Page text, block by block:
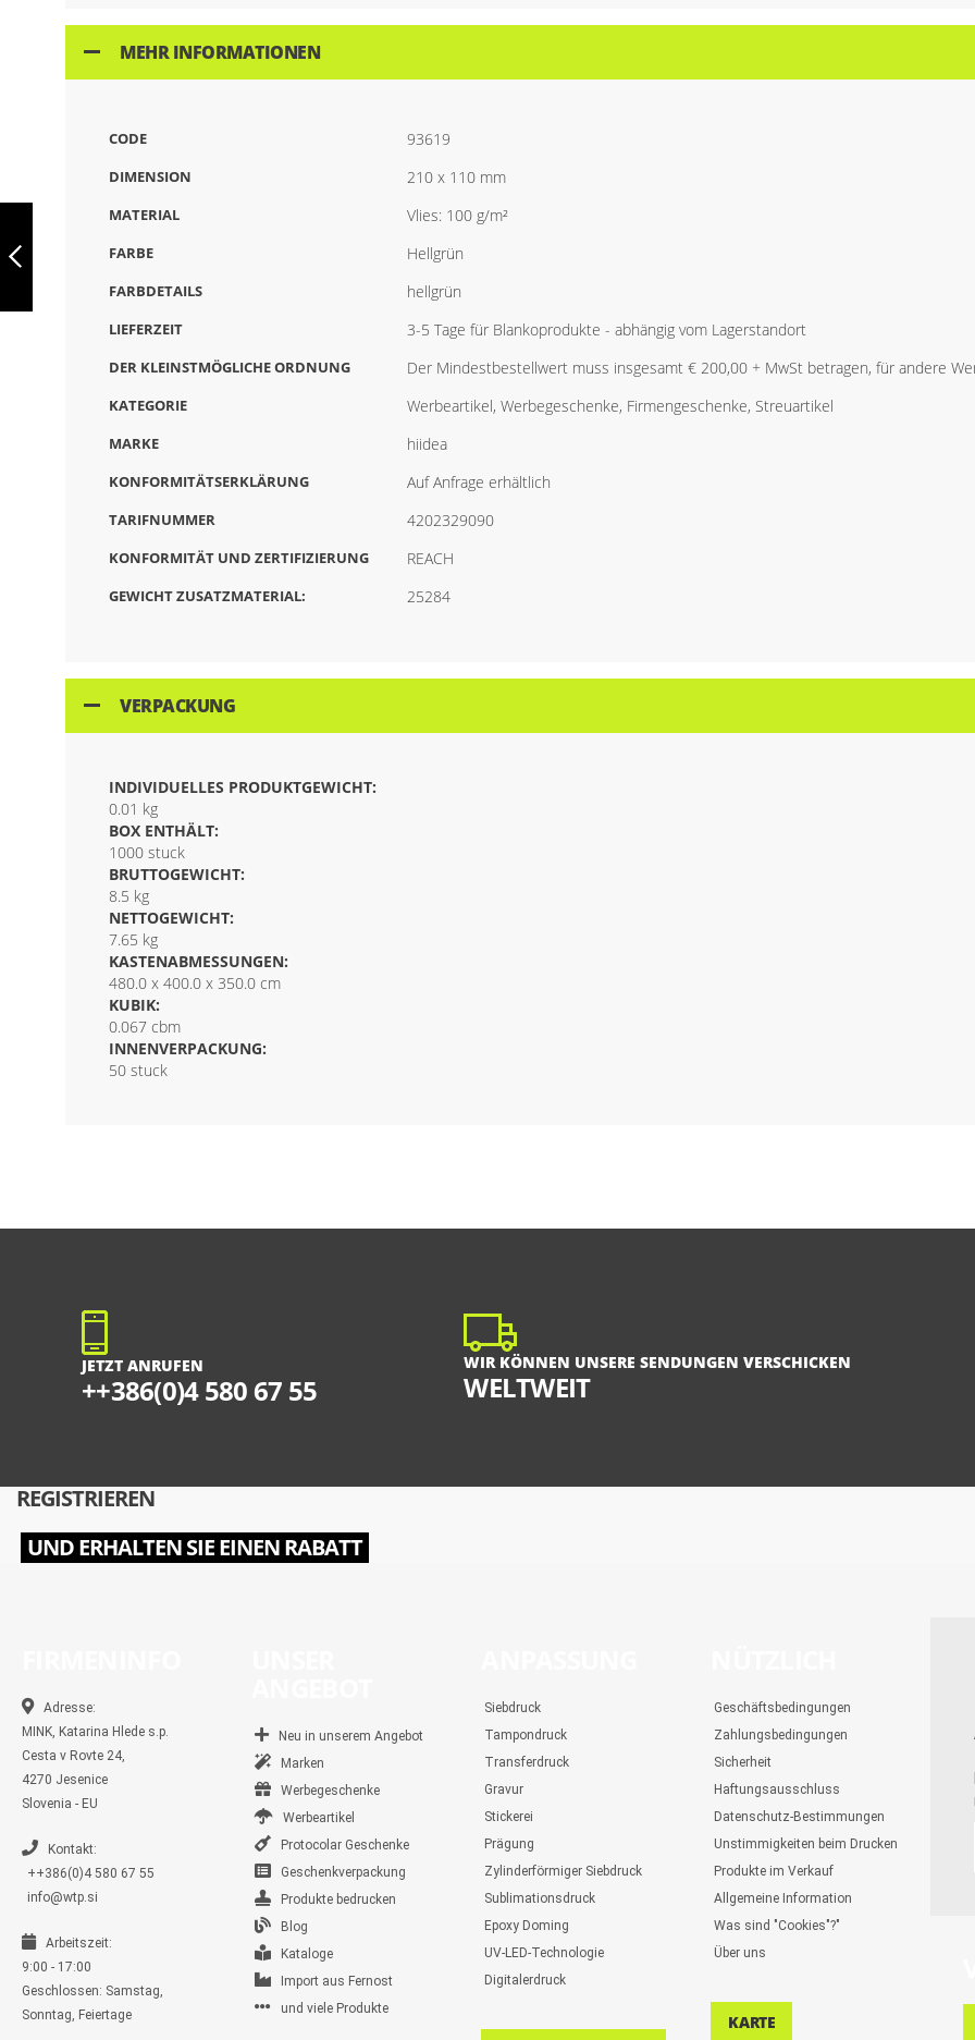
HUMMINGBIRD,
AUS 600D, 93614
MEHR INFORMATIONEN
CODE 93619
DIMENSION 210 x 110 mm
MATERIAL Vlies: 100 g/m²
FARBE Hellgrün
FARBDETAILS hellgrün
LIEFERZEIT 3-5 Tage für Blankoprodukte - abhängig vom Lagerstandort
DER KLEINSTMÖGLICHE ORDNUNG Der Mindestbestellwert muss insgesamt € 200,00 + MwSt betragen, für andere
KATEGORIE Werbeartikel, Werbegeschenke, Firmengeschenke, Streuartikel
MARKE hiidea
KONFORMITÄTSERKLÄRUNG Auf Anfrage erhältlich
TARIFNUMMER 4202329090
KONFORMITÄT UND ZERTIFIZIERUNG REACH
GEWICHT ZUSATZMATERIAL: 25284
VERPACKUNG
INDIVIDUELLES PRODUKTGEWICHT:
0.01 kg
BOX ENTHÄLT:
1000 stuck
BRUTTOGEWICHT:
8.5 kg
NETTOGEWICHT:
7.65 kg
KASTENABMESSUNGEN:
480.0 x 400.0 x 350.0 cm
KUBIK:
0.067 cbm
INNENVERPACKUNG:
50 stuck
JETZT ANRUFEN
++386(0)4 580 67 55
WIR KÖNNEN UNSERE SENDUNGEN VERSCHICKEN
WELTWEIT
REGISTRIEREN
UND ERHALTEN SIE EINEN RABATT
Adresse:
MINK, Katarina Hlede s.p.
Cesta v Rovte 24,
4270 Jesenice
Slovenia - EU
Kontakt:
++386(0)4 580 67 55
info@wtp.si
Arbeitszeit:
9:00 - 17:00
Geschlossen: Samstag,
Sonntag, Feiertage
Neu in unserem Angebot
Marken
Werbegeschenke
Werbeartikel
Protocolar Geschenke
Geschenkverpackung
Produkte bedrucken
Blog
Kataloge
Import aus Fernost
und viele Produkte
Siebdruck
Tampondruck
Transferdruck
Gravur
Stickerei
Prägung
Zylinderförmiger Siebdruck
Sublimationsdruck
Epoxy Doming
UV-LED-Technologie
Digitalerdruck
Geschäftsbedingungen
Zahlungsbedingungen
Sicherheit
Haftungsausschluss
Datenschutz-Bestimmungen
Unstimmigkeiten beim Drucken
Produkte im Verkauf
Allgemeine Information
Was sind "Cookies"?"
Über uns
KARTE